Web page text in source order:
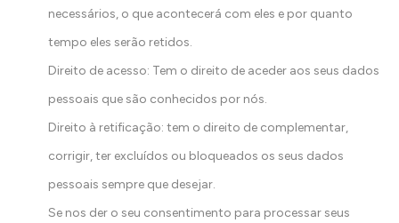
necessários, o que acontecerá com eles e por quanto
tempo eles serão retidos.
Direito de acesso: Tem o direito de aceder aos seus dados
pessoais que são conhecidos por nós.
Direito à retificação: tem o direito de complementar,
corrigir, ter excluídos ou bloqueados os seus dados
pessoais sempre que desejar.
Se nos der o seu consentimento para processar seus